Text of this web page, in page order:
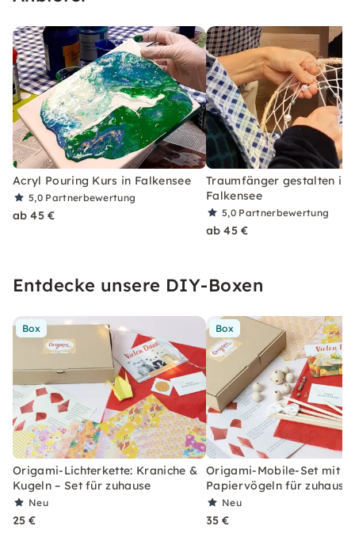
Acryl Pouring Kurs in Falkensee
5,0 Partnerbewertung
ab 45 €
Traumfänger gestalten in
Falkensee
5,0 Partnerbewertung
ab 45 €
Entdecke unsere DIY-Boxen
Box
Origami-Lichterkette: Kraniche &
Kugeln – Set für zuhause
Neu
25 €
Box
Origami-Mobile-Set mit 6
Papiervögeln für zuhause
Neu
35 €